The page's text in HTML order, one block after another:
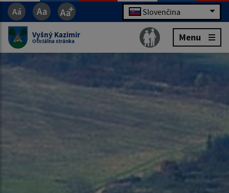
Slovenčina
Vyšný Kazimír
Oficiálna stránka Menu